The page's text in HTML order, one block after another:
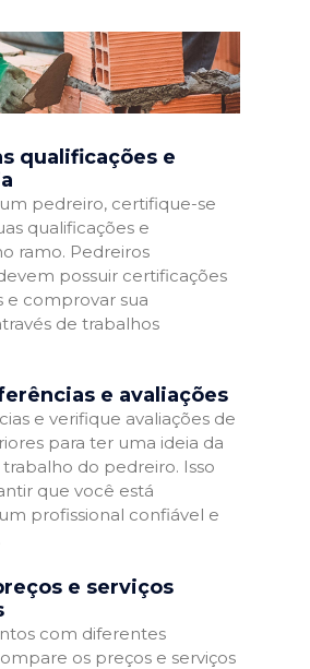
qualificações e
pedreiro, certifique-se
qualificações e
ramo. Pedreiros
possuir certificações
e comprovar sua
de trabalhos
e avaliações
e verifique avaliações de
para ter uma ideia da
do pedreiro. Isso
que você está
profissional confiável e
e serviços
com diferentes
os preços e serviços